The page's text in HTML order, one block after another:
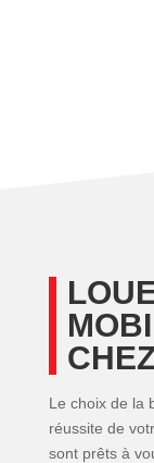
Le choix de la
réussite de
sont prêts à